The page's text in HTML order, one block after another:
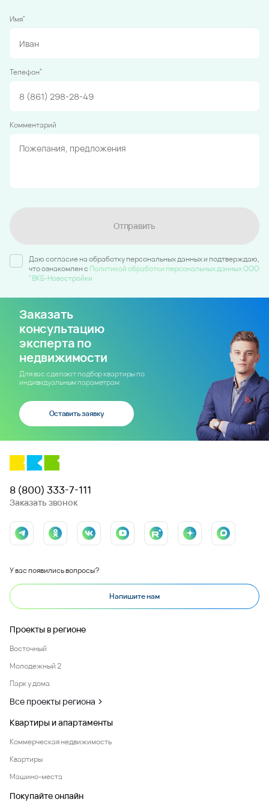
Имя*
Телефон*
Комментарий
Отправить
Даю согласие на обработку персональных данных и подтверждаю,
что ознакомлен c Политикой обработки персональных данных ООО
"ВКБ-Новостройки
Заказать
консультацию
эксперта по
недвижимости
Для вас сделают подбор квартиры по
индивидуальным параметрам
Оставить заявку
8 (800) 333-7-111
Заказать звонок
У вас появились вопросы?
Напишите нам
Проекты в регионе
Восточный
Молодежный 2
Парк у дома
Все проекты региона
Квартиры и апартаменты
Коммерческая недвижимость
Квартиры
Машино-места
Покупайте онлайн